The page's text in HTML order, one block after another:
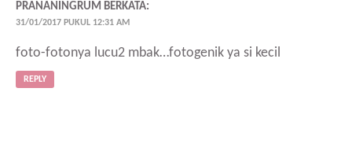
PRANANINGRUM BERKATA:
31/01/2017 PUKUL 12:31 AM
foto-fotonya lucu2 mbak…fotogenik ya si kecil
REPLY